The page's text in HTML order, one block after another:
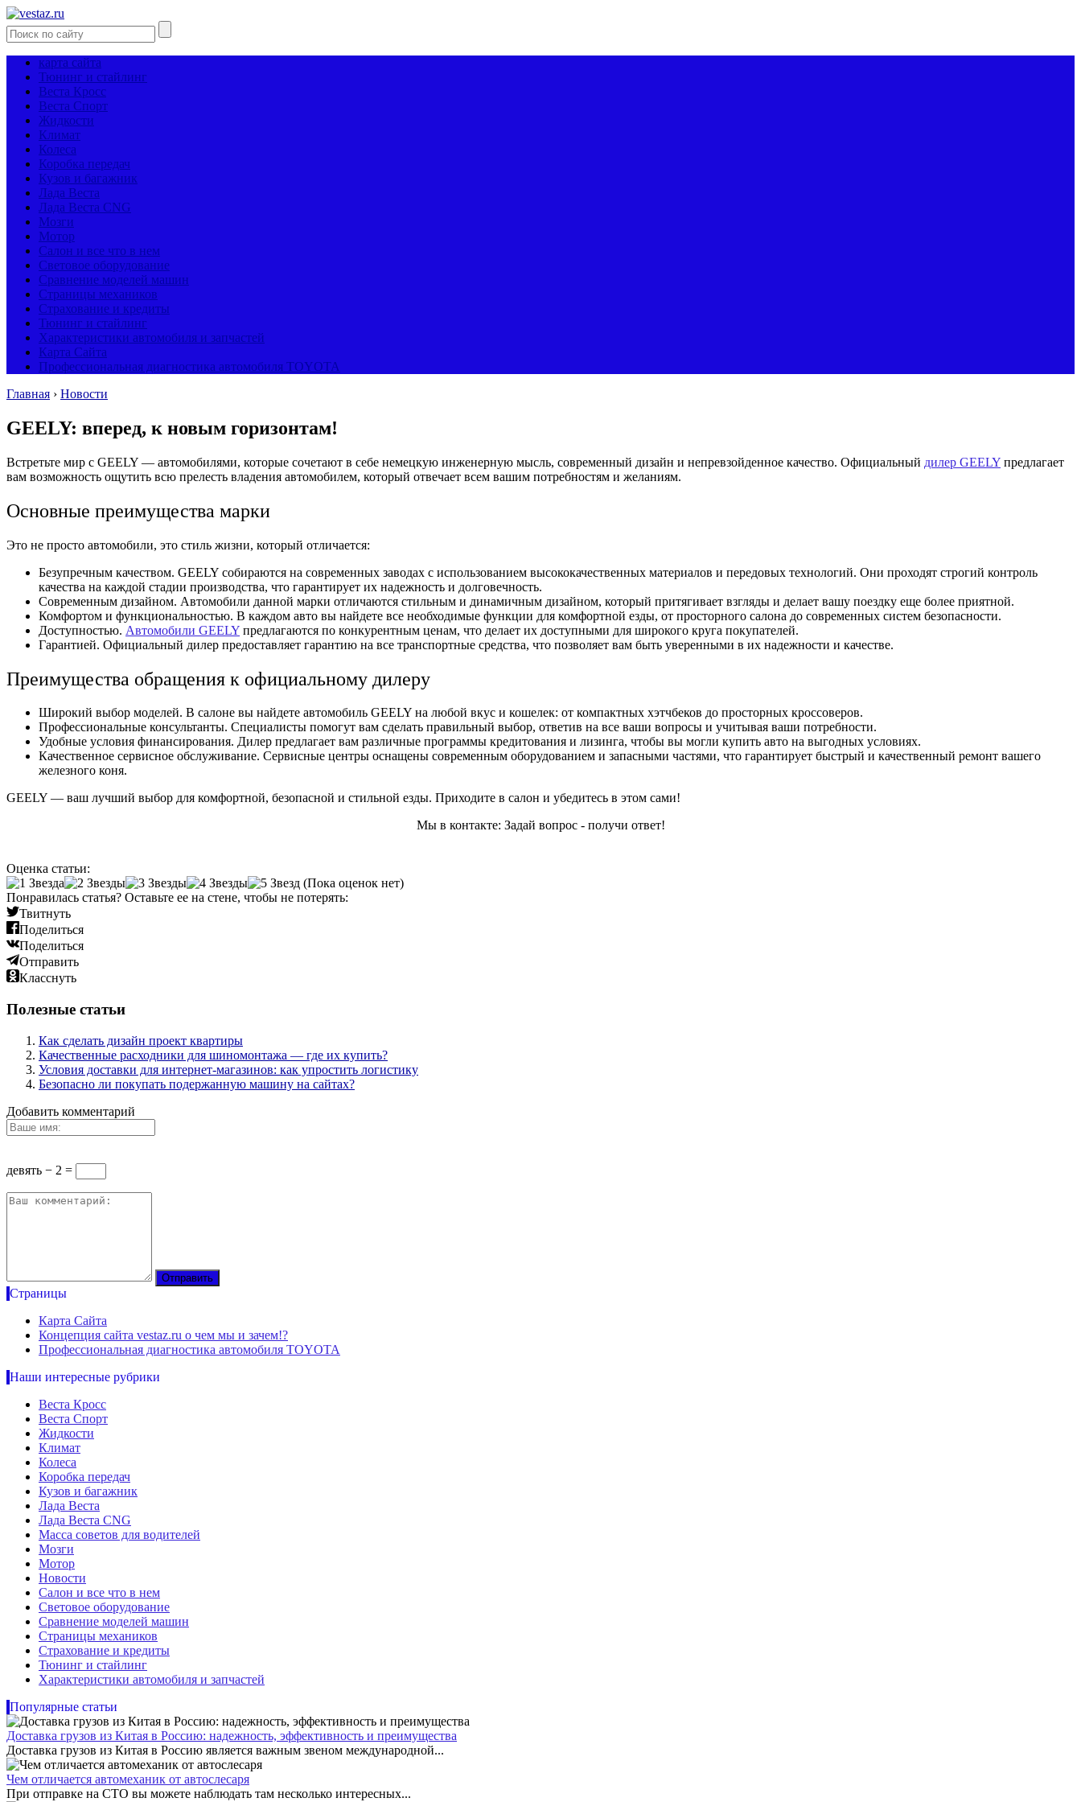
карта сайта
Тюнинг и стайлинг
Веста Кросс
Веста Спорт
Жидкости
Климат
Колеса
Коробка передач
Кузов и багажник
Лада Веста
Лада Веста CNG
Мозги
Мотор
Салон и все что в нем
Световое оборудование
Сравнение моделей машин
Страницы механиков
Страхование и кредиты
Тюнинг и стайлинг
Характеристики автомобиля и запчастей
Карта Сайта
Профессиональная диагностика автомобиля TOYOTA
Главная › Новости
GEELY: вперед, к новым горизонтам!
Встретьте мир с GEELY — автомобилями, которые сочетают в себе немецкую инженерную мысль, современный дизайн и непревзойденное качество. Официальный дилер GEELY предлагает
вам возможность ощутить всю прелесть владения автомобилем, который отвечает всем вашим потребностям и желаниям.
Основные преимущества марки
Это не просто автомобили, это стиль жизни, который отличается:
Безупречным качеством. GEELY собираются на современных заводах с использованием высококачественных материалов и передовых технологий. Они проходят строгий контроль
качества на каждой стадии производства, что гарантирует их надежность и долговечность.
Современным дизайном. Автомобили данной марки отличаются стильным и динамичным дизайном, который притягивает взгляды и делает вашу поездку еще более приятной.
Комфортом и функциональностью. В каждом авто вы найдете все необходимые функции для комфортной езды, от просторного салона до современных систем безопасности.
Доступностью. Автомобили GEELY предлагаются по конкурентным ценам, что делает их доступными для широкого круга покупателей.
Гарантией. Официальный дилер предоставляет гарантию на все транспортные средства, что позволяет вам быть уверенными в их надежности и качестве.
Преимущества обращения к официальному дилеру
Широкий выбор моделей. В салоне вы найдете автомобиль GEELY на любой вкус и кошелек: от компактных хэтчбеков до просторных кроссоверов.
Профессиональные консультанты. Специалисты помогут вам сделать правильный выбор, ответив на все ваши вопросы и учитывая ваши потребности.
Удобные условия финансирования. Дилер предлагает вам различные программы кредитования и лизинга, чтобы вы могли купить авто на выгодных условиях.
Качественное сервисное обслуживание. Сервисные центры оснащены современным оборудованием и запасными частями, что гарантирует быстрый и качественный ремонт вашего
железного коня.
GEELY — ваш лучший выбор для комфортной, безопасной и стильной езды. Приходите в салон и убедитесь в этом сами!
Мы в контакте: Задай вопрос - получи ответ!
Оценка статьи:
(Пока оценок нет)
Понравилась статья? Оставьте ее на стене, чтобы не потерять:
Твитнуть
Поделиться
Поделиться
Отправить
Класснуть
Полезные статьи
Как сделать дизайн проект квартиры
Качественные расходники для шиномонтажа — где их купить?
Условия доставки для интернет-магазинов: как упростить логистику
Безопасно ли покупать подержанную машину на сайтах?
Добавить комментарий
девять − 2 =
Страницы
Карта Сайта
Концепция сайта vestaz.ru о чем мы и зачем!?
Профессиональная диагностика автомобиля TOYOTA
Наши интересные рубрики
Веста Кросс
Веста Спорт
Жидкости
Климат
Колеса
Коробка передач
Кузов и багажник
Лада Веста
Лада Веста CNG
Масса советов для водителей
Мозги
Мотор
Новости
Салон и все что в нем
Световое оборудование
Сравнение моделей машин
Страницы механиков
Страхование и кредиты
Тюнинг и стайлинг
Характеристики автомобиля и запчастей
Популярные статьи
Доставка грузов из Китая в Россию: надежность, эффективность и преимущества
Доставка грузов из Китая в Россию является важным звеном международной...
Чем отличается автомеханик от автослесаря
При отправке на СТО вы можете наблюдать там несколько интересных...